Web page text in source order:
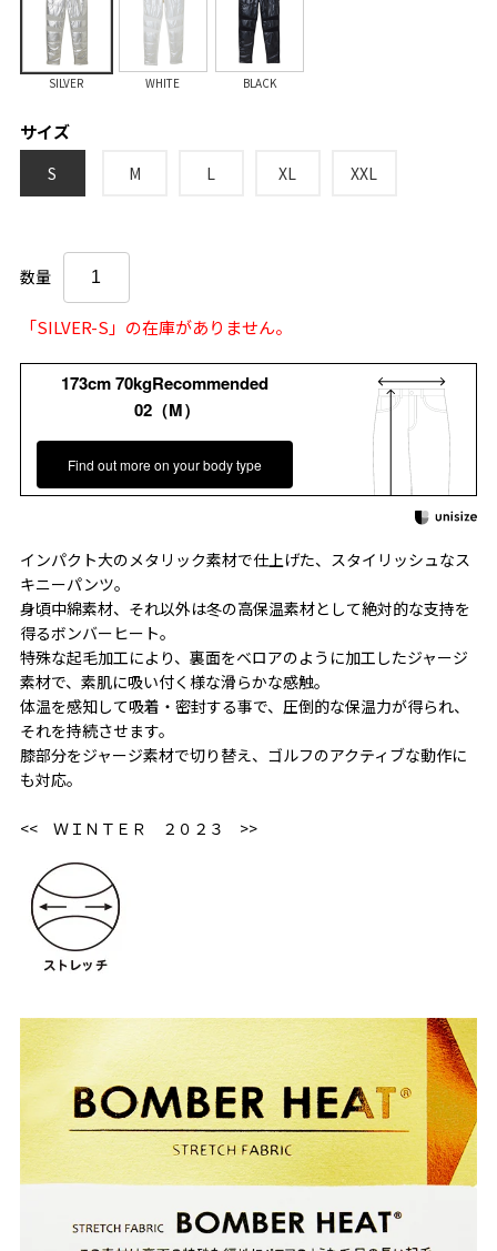
SILVER WHITE BLACK
サイズ
S M L XL XXL
数量
「SILVER-S」の在庫がありません。
173cm 70kgRecommended
02（M）
Find out more on your body type
インパクト大のメタリック素材で仕上げた、スタイリッシュなス
キニーパンツ。
身頃中綿素材、それ以外は冬の高保温素材として絶対的な支持を
得るボンバーヒート。
特殊な起毛加工により、裏面をベロアのように加工したジャージ
素材で、素肌に吸い付く様な滑らかな感触。
体温を感知して吸着・密封する事で、圧倒的な保温力が得られ、
それを持続させます。
膝部分をジャージ素材で切り替え、ゴルフのアクティブな動作に
も対応。
<< ＷＩＮＴＥＲ ２０２３ >>